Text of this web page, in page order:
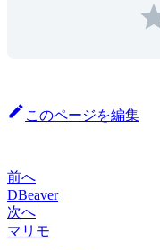
このページを編集
前へ
DBeaver
次へ
マリモ